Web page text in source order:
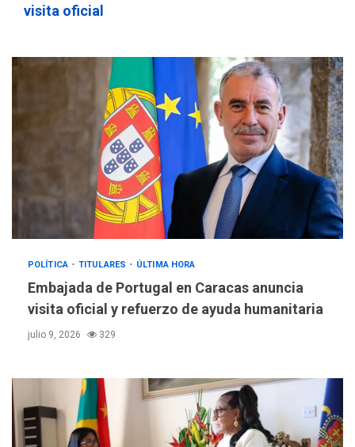
visita oficial
POLÍTICA TITULARES ÚLTIMA HORA
Embajada de Portugal en Caracas anuncia
visita oficial y refuerzo de ayuda humanitaria
julio 9, 2026 329